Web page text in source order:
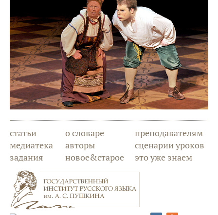
статьи
медиатека
задания
о словаре
авторы
новое&старое
преподавателям
сценарии уроков
это уже знаем